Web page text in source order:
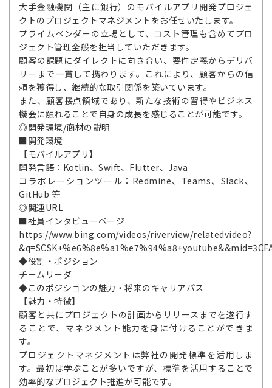
大手金融機関（主に銀行）のモバイルアプリ開発プロジェ
クトのプロジェクトマネジメントをお任せいたします。
プライムベンダーの立場として、コスト管理も含めてプロ
ジェクト管理全般を担当していただきます。
顧客の課題にダイレクトに向き合い、要件定義からデリバ
リーまで一貫して携わります。これにより、顧客からの信
頼を獲得し、継続的な取引関係を築いています。
また、顧客接点領域であり、新たな技術の習得やビジネス
機会に触れることで自身の成長を感じることが可能です。
◎開発環境/商材の説明
■開発環境
【モバイルアプリ】
開発言語：Kotlin、Swift、Flutter、Java
コラボレーションツール：Redmine、Teams、Slack、
GitHub 等
◎関連URL
■社員インタビューページ
https://www.bing.com/videos/riverview/relatedvideo?
◆役割・ポジション
チームリーダ
◆このポジションの魅力・将来のキャリアパス
【魅力・特徴】
顧客と共にプロジェクトの計画からリリースまでを遂行す
ることで、マネジメント能力を身に付けることができま
す。
プロジェクトマネジメントは弊社の開発標準を活用しま
す。最初は学ぶことが多いですが、標準を活用することで
効率的なプロジェクト推進が可能です。